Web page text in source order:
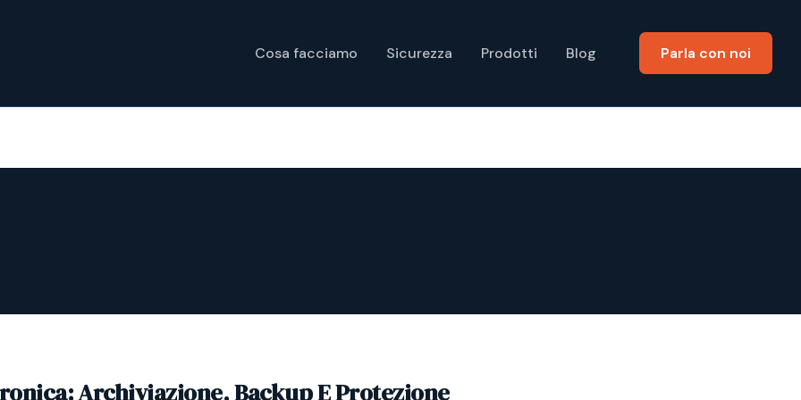
Cosa facciamo Sicurezza Prodotti Blog Parla con noi
Archiviazione, Backup E Protezione